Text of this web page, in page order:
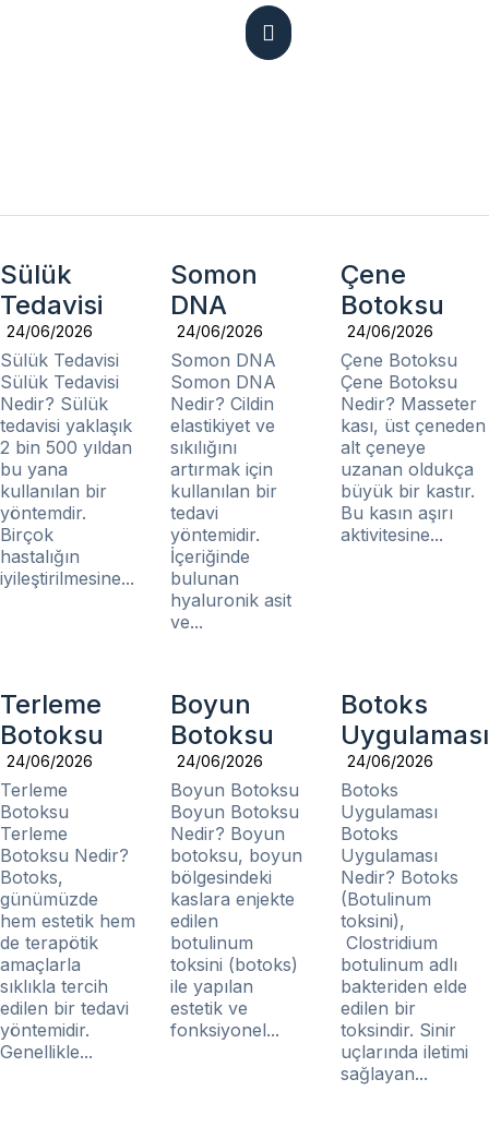
Sülük
Tedavisi
24/06/2026
Sülük Tedavisi
Sülük Tedavisi
Nedir? Sülük
tedavisi yaklaşık
2 bin 500 yıldan
bu yana
kullanılan bir
yöntemdir.
Birçok
hastalığın
iyileştirilmesine...
Somon
DNA
24/06/2026
Somon DNA
Somon DNA
Nedir? Cildin
elastikiyet ve
sıkılığını
artırmak için
kullanılan bir
tedavi
yöntemidir.
İçeriğinde
bulunan
hyaluronik asit
ve...
Çene
Botoksu
24/06/2026
Çene Botoksu
Çene Botoksu
Nedir? Masseter
kası, üst çeneden
alt çeneye
uzanan oldukça
büyük bir kastır.
Bu kasın aşırı
aktivitesine...
Terleme
Botoksu
24/06/2026
Terleme
Botoksu
Terleme
Botoksu Nedir?
Botoks,
günümüzde
hem estetik hem
de terapötik
amaçlarla
sıklıkla tercih
edilen bir tedavi
yöntemidir.
Genellikle...
Boyun
Botoksu
24/06/2026
Boyun Botoksu
Boyun Botoksu
Nedir? Boyun
botoksu, boyun
bölgesindeki
kaslara enjekte
edilen
botulinum
toksini (botoks)
ile yapılan
estetik ve
fonksiyonel...
Botoks
Uygulaması
24/06/2026
Botoks
Uygulaması
Botoks
Uygulaması
Nedir? Botoks
(Botulinum
toksini),
Clostridium
botulinum adlı
bakteriden elde
edilen bir
toksindir. Sinir
uçlarında iletimi
sağlayan...